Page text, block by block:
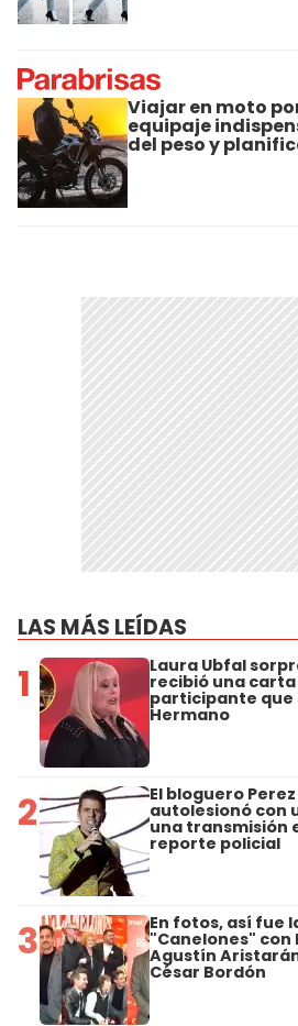
Viajar en moto
equipaje
del peso y
LAS MÁS LEÍDAS
1 Laura Ubfal
recibió una
participante que
Hermano
2 El bloguero
autolesionó con
una transmisión
reporte policial
3 En fotos, así fue
"Canelones" con
Agustín
César Bordón